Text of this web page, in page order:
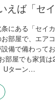
えば「セイ
にある「セイ
部屋で、エア
備で備わって
部屋でも家賃
Uターン…